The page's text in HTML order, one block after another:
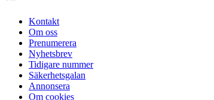
Kontakt
Om oss
Prenumerera
Nyhetsbrev
Tidigare nummer
Säkerhetsgalan
Annonsera
Om cookies